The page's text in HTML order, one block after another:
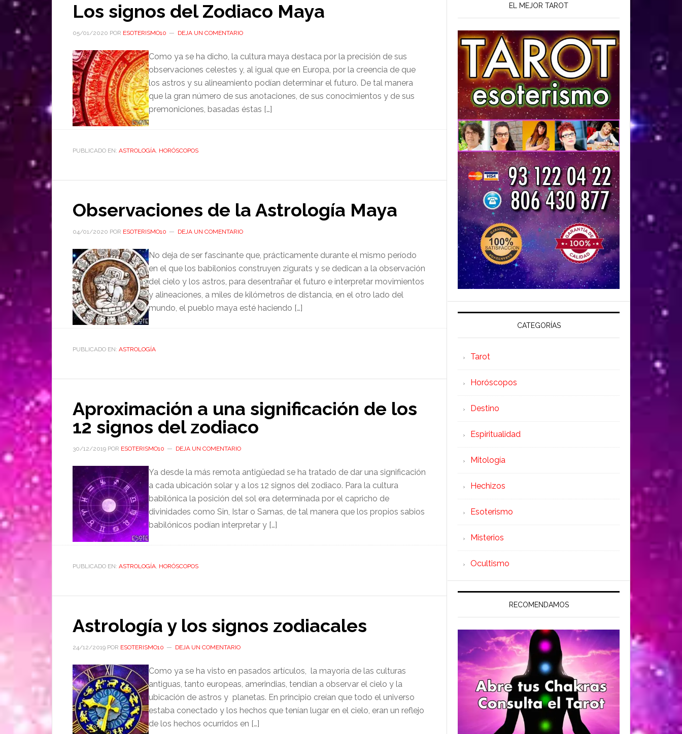
Los signos del Zodiaco Maya
05/01/2020 POR ESOTERISMO10 DEJA UN COMENTARIO
Como ya se ha dicho, la cultura maya destaca por la precisión de sus
observaciones celestes y, al igual que en Europa, por la creencia de que
los astros y su alineamiento podían determinar el futuro. De tal manera
que la gran número de sus anotaciones, de sus conocimientos y de sus
premoniciones, basadas éstas […]
PUBLICADO EN: ASTROLOGÍA, HORÓSCOPOS
Observaciones de la Astrología Maya
04/01/2020 POR ESOTERISMO10 DEJA UN COMENTARIO
No deja de ser fascinante que, prácticamente durante el mismo período
en el que los babilonios construyen zigurats y se dedican a la observación
del cielo y los astros, para desentrañar el futuro e interpretar movimientos
y alineaciones, a miles de kilómetros de distancia, en el otro lado del
mundo, el pueblo maya esté haciendo […]
PUBLICADO EN: ASTROLOGÍA
Aproximación a una significación de los
12 signos del zodiaco
30/12/2019 POR ESOTERISMO10 DEJA UN COMENTARIO
Ya desde la más remota antigüedad se ha tratado de dar una significación
a cada ubicación solar y a los 12 signos del zodiaco. Para la cultura
babilónica la posición del sol era determinada por el capricho de
divinidades como Sin, Istar o Samas, de tal manera que los propios sabios
babilónicos podían interpretar y […]
PUBLICADO EN: ASTROLOGÍA, HORÓSCOPOS
Astrología y los signos zodiacales
24/12/2019 POR ESOTERISMO10 DEJA UN COMENTARIO
Como ya se ha visto en pasados artículos, la mayoría de las culturas
antiguas, tanto europeas, amerindias, tendían a observar el cielo y la
ubicación de astros y planetas. En principio creían que todo el universo
estaba conectado y los hechos que tenían lugar en el cielo, eran un reflejo
de los hechos ocurridos en […]
EL MEJOR TAROT
CATEGORÍAS
Tarot
Horóscopos
Destino
Espiritualidad
Mitología
Hechizos
Esoterismo
Misterios
Ocultismo
RECOMENDAMOS